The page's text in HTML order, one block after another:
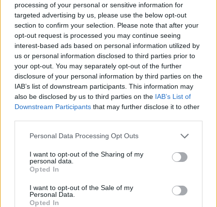
processing of your personal or sensitive information for
targeted advertising by us, please use the below opt-out
section to confirm your selection. Please note that after your
opt-out request is processed you may continue seeing
interest-based ads based on personal information utilized by
us or personal information disclosed to third parties prior to
your opt-out. You may separately opt-out of the further
disclosure of your personal information by third parties on the
IAB’s list of downstream participants. This information may
also be disclosed by us to third parties on the IAB’s List of
Downstream Participants that may further disclose it to other
Please note that this website/app uses one or more Google
not limited to your visit or usage behaviour. You may click to
grant or deny consent to Google and its third-party tags to
use your data for below specified purposes in below Google
consent section.
Personal Data Processing Opt Outs
I want to opt-out of the Sharing of my
personal data.
Opted In
I want to opt-out of the Sale of my
Personal Data.
Opted In
CULTURA
Sul Filo del Discorso, Mendolicchio
conquista il pubblico di Olbia
1 2 3 … 35 »
Incendi, a San Pasquale arriva il Campo Base:
l’inaugurazione
Andrea Mura conquista Palau: grande
partecipazione per il suo racconto